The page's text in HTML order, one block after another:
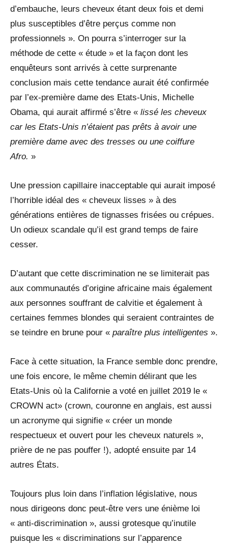
d’embauche, leurs cheveux étant deux fois et demi
plus susceptibles d’être perçus comme non
professionnels ». On pourra s’interroger sur la
méthode de cette « étude » et la façon dont les
enquêteurs sont arrivés à cette surprenante
conclusion mais cette tendance aurait été confirmée
par l’ex-première dame des Etats-Unis, Michelle
Obama, qui aurait affirmé s’être « lissé les cheveux
car les Etats-Unis n’étaient pas prêts à avoir une
première dame avec des tresses ou une coiffure
Afro. »
Une pression capillaire inacceptable qui aurait imposé
l’horrible idéal des « cheveux lisses » à des
générations entières de tignasses frisées ou crépues.
Un odieux scandale qu’il est grand temps de faire
cesser.
D’autant que cette discrimination ne se limiterait pas
aux communautés d’origine africaine mais également
aux personnes souffrant de calvitie et également à
certaines femmes blondes qui seraient contraintes de
se teindre en brune pour « paraître plus intelligentes ».
Face à cette situation, la France semble donc prendre,
une fois encore, le même chemin délirant que les
Etats-Unis où la Californie a voté en juillet 2019 le «
CROWN act» (crown, couronne en anglais, est aussi
un acronyme qui signifie « créer un monde
respectueux et ouvert pour les cheveux naturels »,
prière de ne pas pouffer !), adopté ensuite par 14
autres États.
Toujours plus loin dans l’inflation législative, nous
nous dirigeons donc peut-être vers une énième loi
« anti-discrimination », aussi grotesque qu’inutile
puisque les « discriminations sur l’apparence